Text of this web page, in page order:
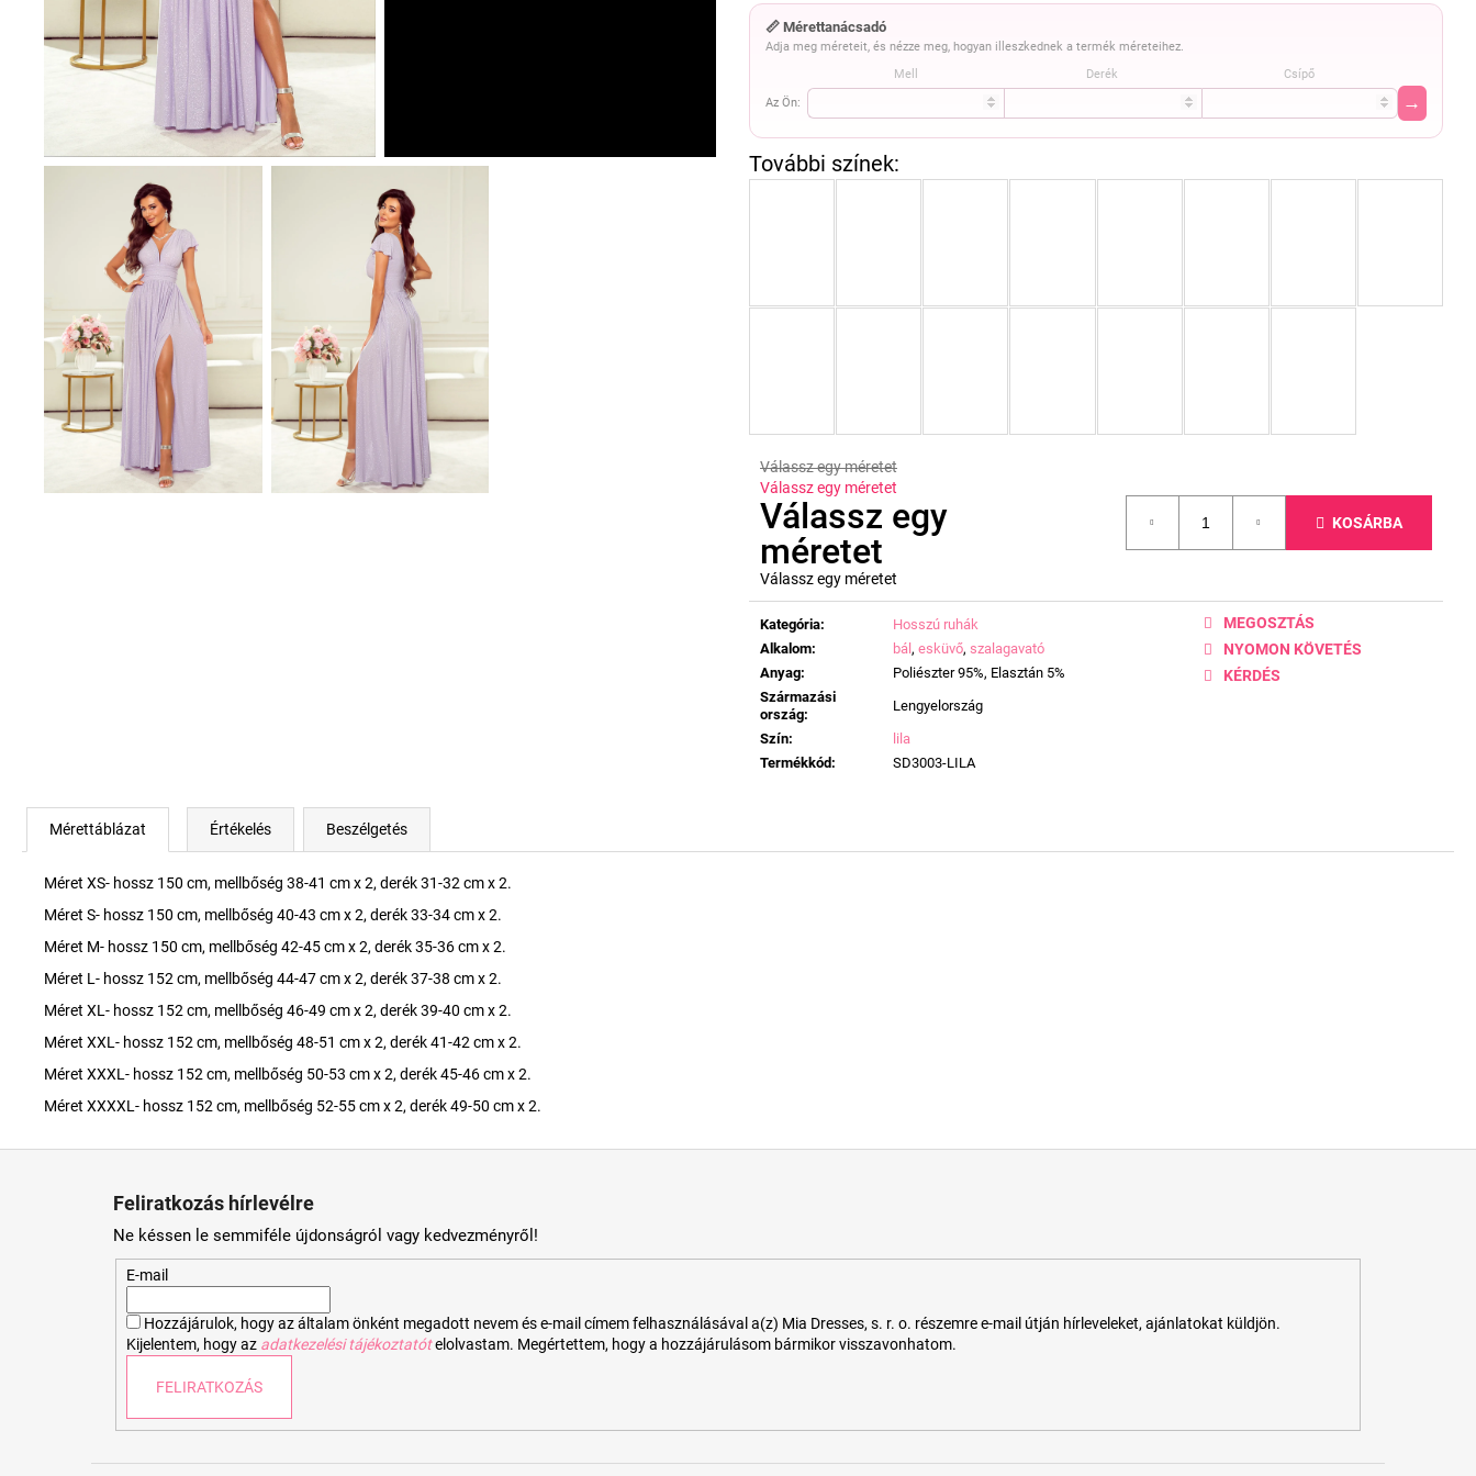
📏 Mérettanácsadó
Adja meg méreteit, és nézze meg, hogyan illeszkednek a termék méreteihez.
Mell
Derék Csípő
Az Ön: →
Válassz egy méretet
Válassz egy méretet
Válassz egy
méretet
Válassz egy méretet
Egységár:
KOSÁRBA
Kategória:
Hosszú ruhák
Alkalom: bál, esküvő, szalagavató
Anyag:
Poliészter 95%, Elasztán 5%
Származási
ország:
Lengyelország
Szín:
lila
Termékkód: SD3003-LILA
KÉRDÉS
NYOMON KÖVETÉS
MEGOSZTÁS
Mérettáblázat Értékelés Beszélgetés
Méret XS- hossz 150 cm, mellbőség 38-41 cm x 2, derék 31-32 cm x 2.
Méret S- hossz 150 cm, mellbőség 40-43 cm x 2, derék 33-34 cm x 2.
Méret M- hossz 150 cm, mellbőség 42-45 cm x 2, derék 35-36 cm x 2.
Méret L- hossz 152 cm, mellbőség 44-47 cm x 2, derék 37-38 cm x 2.
Méret XL- hossz 152 cm, mellbőség 46-49 cm x 2, derék 39-40 cm x 2.
Méret XXL- hossz 152 cm, mellbőség 48-51 cm x 2, derék 41-42 cm x 2.
Méret XXXL- hossz 152 cm, mellbőség 50-53 cm x 2, derék 45-46 cm x 2.
Méret XXXXL- hossz 152 cm, mellbőség 52-55 cm x 2, derék 49-50 cm x 2.
Feliratkozás hírlevélre
Ne késsen le semmiféle újdonságról vagy kedvezményről!
E-mail
Hozzájárulok, hogy az általam önként megadott nevem és e-mail címem felhasználásával a(z) Mia Dresses, s. r. o. részemre e-mail útján hírleveleket, ajánlatokat küldjön.
Kijelentem, hogy az adatkezelési tájékoztatót elolvastam. Megértettem, hogy a hozzájárulásom bármikor visszavonhatom.
FELIRATKOZÁS